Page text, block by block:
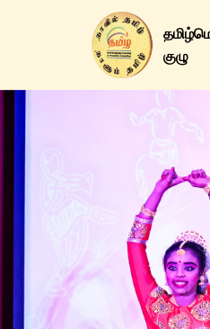
குழு